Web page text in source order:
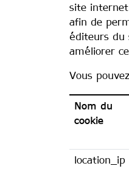
site internet
afin de
éditeurs du
améliorer
Vous
Nom du
cookie
location_ip